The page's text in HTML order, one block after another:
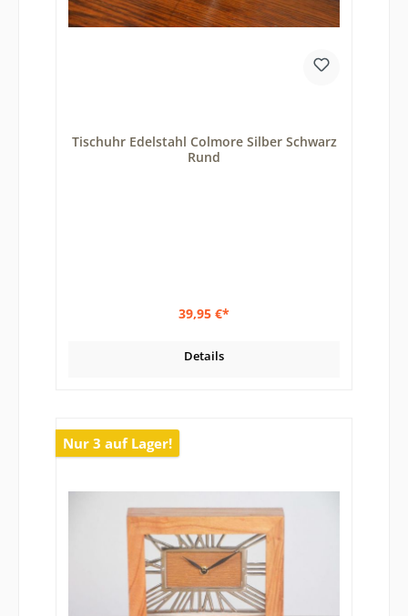
Tischuhr Edelstahl Colmore Silber Schwarz
Rund
39,95 €*
Details
Nur 3 auf Lager!